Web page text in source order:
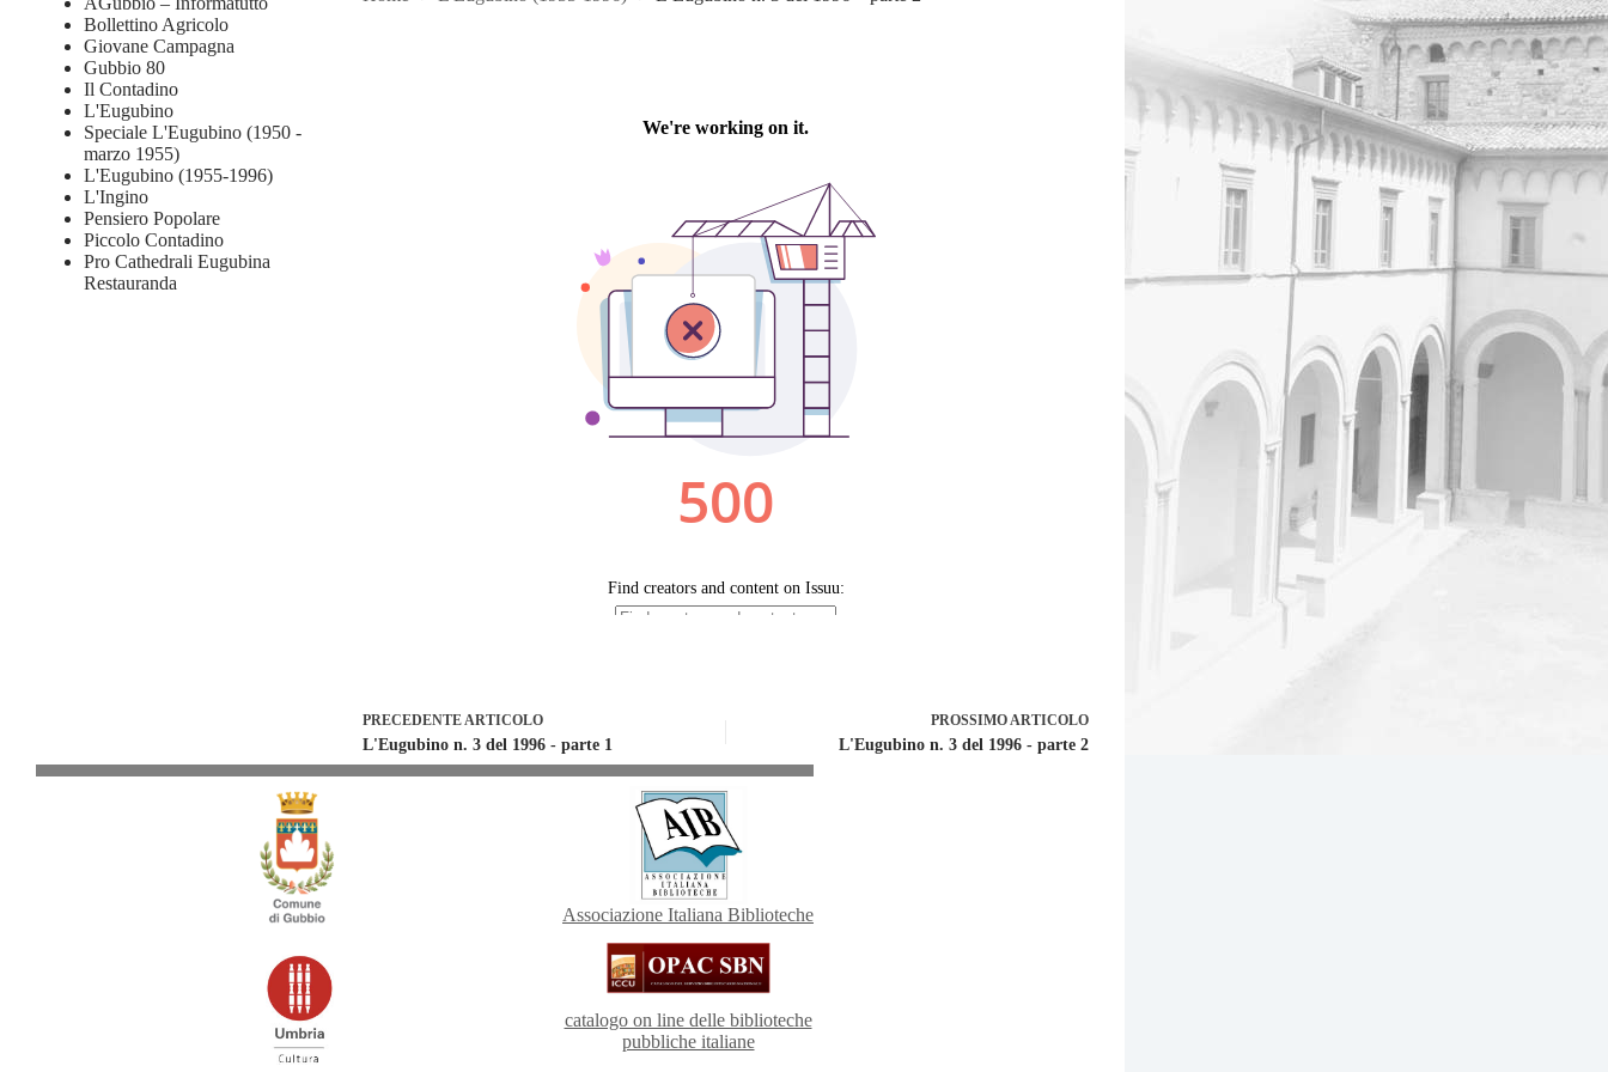
PRECEDENTEARTICOLO
L'Eugubino n. 3 del 1996 - parte 1
PROSSIMOARTICOLO
L'Eugubino n. 3 del 1996 - parte 2
Bollettino Agricolo
Giovane Campagna
Gubbio 80
Il Contadino
L'Eugubino
Speciale L'Eugubino (1950 -
marzo 1955)
L'Eugubino (1955-1996)
L'Ingino
Pensiero Popolare
Piccolo Contadino
Pro Cathedrali Eugubina
Restauranda
Associazione Italiana Biblioteche
catalogo on line delle biblioteche
pubbliche italiane